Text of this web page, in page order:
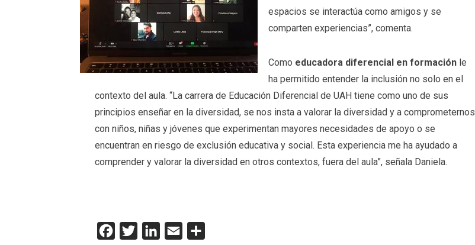
espacios se interactúa como amigos y se
comparten experiencias”, comenta.
Como educadora diferencial en formación le
ha permitido entender la inclusión no solo en el
contexto del aula. “La carrera de Educación Diferencial de UAH tiene como uno de sus
principios enseñar en la diversidad, se nos insta a valorar la diversidad y a comprometernos
con niños, niñas y jóvenes que experimentan mayores necesidades de apoyo o se
encuentran en riesgo de exclusión educativa y social. Esta experiencia me ha ayudado a
comprender y valorar la diversidad en otros contextos, fuera del aula”, señala Daniela.
Facebook
Twitter LinkedInEmail